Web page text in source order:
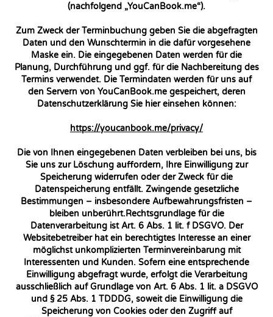
(nachfolgend „YouCanBook.me“).
Zum Zweck der Terminbuchung geben Sie die abgefragten
Daten und den Wunschtermin in die dafür vorgesehene
Maske ein. Die eingegebenen Daten werden für die
Planung, Durchführung und ggf. für die Nachbereitung des
Termins verwendet. Die Termindaten werden für uns auf
den Servern von YouCanBook.me gespeichert, deren
Datenschutzerklärung Sie hier einsehen können:
https://youcanbook.me/privacy/
Die von Ihnen eingegebenen Daten verbleiben bei uns, bis
Sie uns zur Löschung auffordern, Ihre Einwilligung zur
Speicherung widerrufen oder der Zweck für die
Datenspeicherung entfällt. Zwingende gesetzliche
Bestimmungen – insbesondere Aufbewahrungsfristen –
bleiben unberührt.Rechtsgrundlage für die
Datenverarbeitung ist Art. 6 Abs. 1 lit. f DSGVO. Der
Websitebetreiber hat ein berechtigtes Interesse an einer
möglichst unkomplizierten Terminvereinbarung mit
Interessenten und Kunden. Sofern eine entsprechende
Einwilligung abgefragt wurde, erfolgt die Verarbeitung
ausschließlich auf Grundlage von Art. 6 Abs. 1 lit. a DSGVO
und § 25 Abs. 1 TDDDG, soweit die Einwilligung die
Speicherung von Cookies oder den Zugriff auf